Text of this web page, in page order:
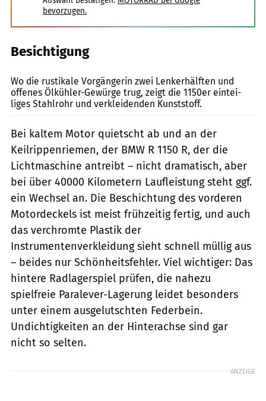
bevorzugen.
Besichtigung
Wo die rustikale Vor­gängerin zwei Lenkerhälften und
offenes Ölkühler-Gewürge trug, zeigt die 1150er eintei­
liges Stahlrohr und verkleidenden Kunststoff.
Bei kaltem Motor quietscht ab und an der
Keilrippenriemen, der BMW R 1150 R, der die
Lichtmaschine antreibt – nicht dramatisch, aber
bei über 40000 Kilometern Laufleistung steht ggf.
ein Wechsel an. Die Beschichtung des vorderen
Motordeckels ist meist frühzeitig fertig, und auch
das verchromte Plastik der
Instrumentenverkleidung sieht schnell müllig aus
– beides nur Schönheitsfehler. Viel wichtiger: Das
hintere Radlagerspiel prüfen, die nahezu
spielfreie Paralever-Lagerung leidet besonders
unter einem ausgelutschten Federbein.
Undichtigkeiten an der Hinterachse sind gar
nicht so selten.
ANZEIGE